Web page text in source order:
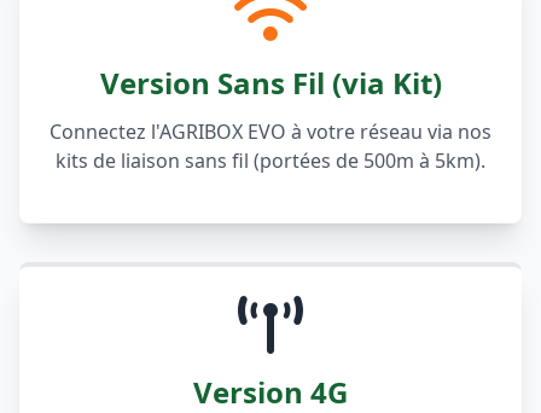
Version Sans Fil (via Kit)
Connectez l'AGRIBOX EVO à votre réseau via nos
kits de liaison sans fil (portées de 500m à 5km).
Version 4G